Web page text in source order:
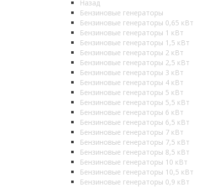
Назад
Бензиновые генераторы
Бензиновые генераторы 0,65 кВт
Бензиновые генераторы 1 кВт
Бензиновые генераторы 1,5 кВт
Бензиновые генераторы 2 кВт
Бензиновые генераторы 2,5 кВт
Бензиновые генераторы 3 кВт
Бензиновые генераторы 4 кВт
Бензиновые генераторы 5 кВт
Бензиновые генераторы 5,5 кВт
Бензиновые генераторы 6 кВт
Бензиновые генераторы 6,5 кВт
Бензиновые генераторы 7 кВт
Бензиновые генераторы 7,5 кВт
Бензиновые генераторы 8,5 кВт
Бензиновые генераторы 10 кВт
Бензиновые генераторы 10,5 кВт
Бензиновые генераторы 0,9 кВт